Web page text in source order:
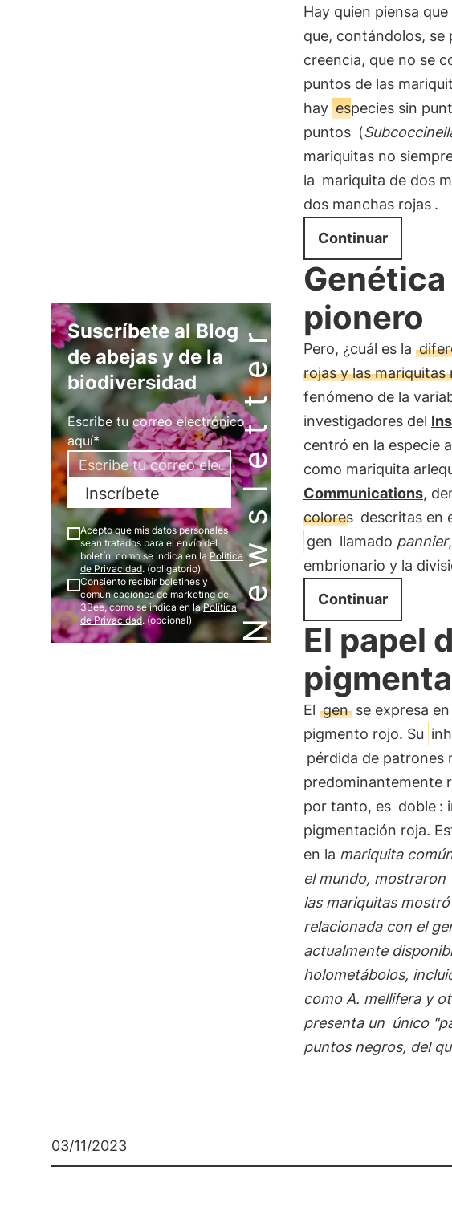
Newsletter
Suscríbete al Blog
de abejas y de la
biodiversidad
Escribe tu correo electrónico
aquí*
Inscríbete
Acepto que mis datos personales
sean tratados para el envío del
boletín, como se indica en la Política
de Privacidad. (obligatorio)
Consiento recibir boletines y
comunicaciones de marketing de
3Bee, como se indica en laPolítica
de Privacidad. (opcional)
Hay quien piensa
que, contándolos, se
creencia, que no se
puntos de las
hay especies sin
puntos (
mariquitas no
la mariquita de dos
dos manchas rojas .
Continuar
pionero
Pero, ¿cuál es la
rojas y las
fenómeno de la
investigadores del
centró en la especie
como mariquita
Communications,
colores descritas en
gen llamado pannier
embrionario y la
Continuar
El papel
El gense expresa
pigmento rojo. Su
pérdida de patrones
predominantemente
por tanto, es doble :
pigmentación roja.
en la mariquita
el mundo, mostraron
las mariquitas
relacionada con el
actualmente
holometábolos,
como A. melliferay
presenta un único
puntos negros, del
03/11/2023